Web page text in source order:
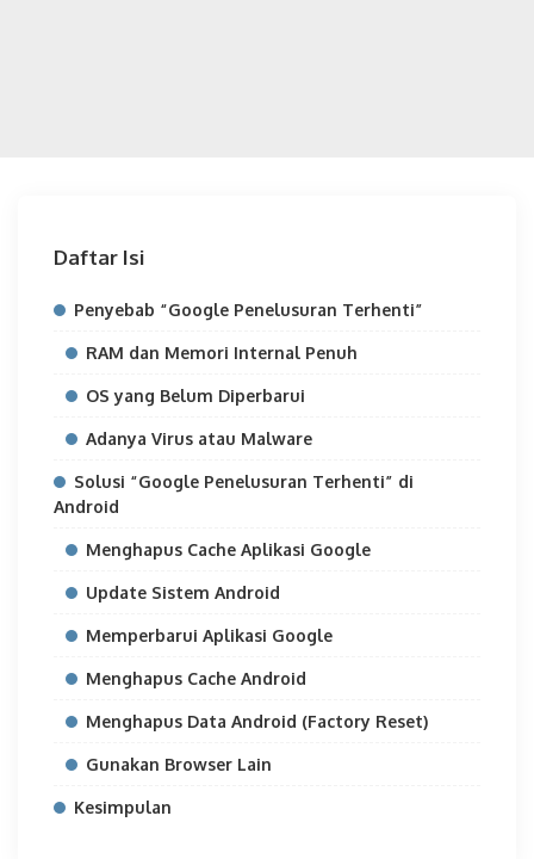
Daftar Isi
Penyebab “Google Penelusuran Terhenti”
RAM dan Memori Internal Penuh
OS yang Belum Diperbarui
Adanya Virus atau Malware
Solusi “Google Penelusuran Terhenti” di
Android
Menghapus Cache Aplikasi Google
Update Sistem Android
Memperbarui Aplikasi Google
Menghapus Cache Android
Menghapus Data Android (Factory Reset)
Gunakan Browser Lain
Kesimpulan